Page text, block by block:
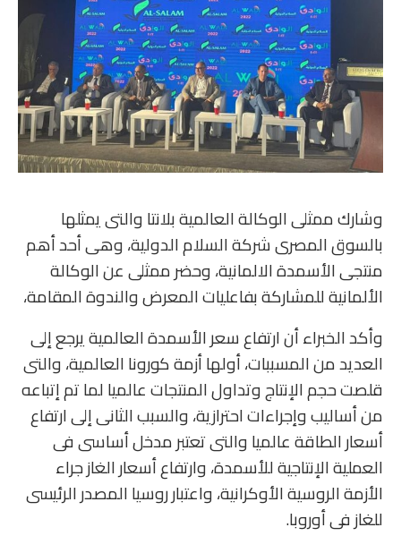
وشارك ممثلى الوكالة العالمية بلانتا والتى يمثلها
بالسوق المصرى شركة السلام الدولية، وهى أحد أهم
منتجى الأسمدة الالمانية، وحضر ممثلى عن الوكالة
الألمانية للمشاركة بفاعليات المعرض والندوة المقامة،
وأكد الخبراء أن ارتفاع سعر الأسمدة العالمية يرجع إلى
العديد من المسببات، أولها أزمة كورونا العالمية، والتى
قلصت حجم الإنتاج وتداول المنتجات عالميا لما تم إتباعه
من أساليب وإجراءات احترازية، والسبب الثانى إلى ارتفاع
أسعار الطاقة عالميا والتى تعتبر مدخل أساسى فى
العملية الإنتاجية للأسمدة، وارتفاع أسعار الغاز جراء
الأزمة الروسية الأوكرانية، واعتبار روسيا المصدر الرئيسى
للغاز فى أوروبا.